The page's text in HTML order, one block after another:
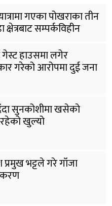
गएका पोखराका तीन
सम्पर्कविहीन
हाउसमा लगेर
गरेको आरोपमा दुई जना
सुनकोशीमा खसेकाे
रहेको खुल्यो
भट्टले गरे गाँजा